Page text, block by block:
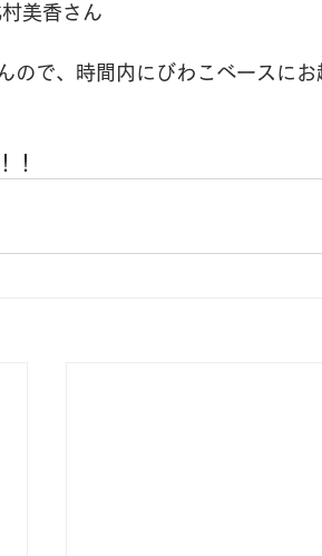
美香さん
ので、時間内にびわこベースに
！